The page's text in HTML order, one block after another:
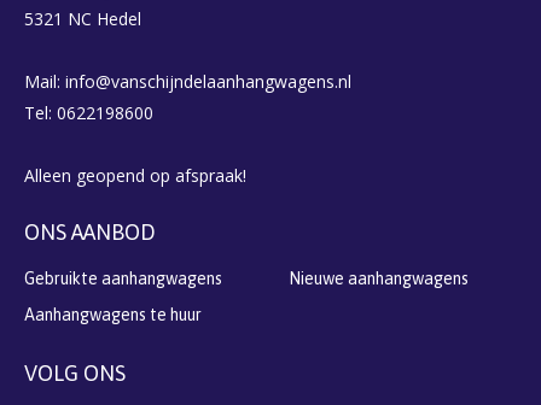
5321 NC Hedel
Mail: info@vanschijndelaanhangwagens.nl
Tel: 0622198600
Alleen geopend op afspraak!
ONS AANBOD
Gebruikte aanhangwagens
Aanhangwagens te huur
Nieuwe aanhangwagens
VOLG ONS